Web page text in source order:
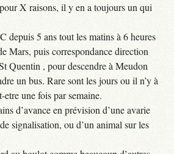
X raisons, il y en a toujours un qui
depuis 5 ans tout les matins à 6 heures
Mars, puis correspondance direction
Quentin , pour descendre à Meudon
un bus. Rare sont les jours ou il n’y à
etre une fois par semaine.
d’avance en prévision d’une avarie
signalisation, ou d’un animal sur les